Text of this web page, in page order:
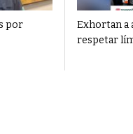
por
Exhortan a
respetar